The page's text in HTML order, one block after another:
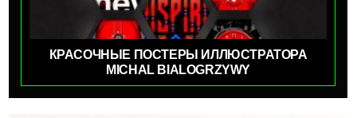
КРАСОЧНЫЕ ПОСТЕРЫ ИЛЛЮСТРАТОРА
MICHAL BIALOGRZYWY